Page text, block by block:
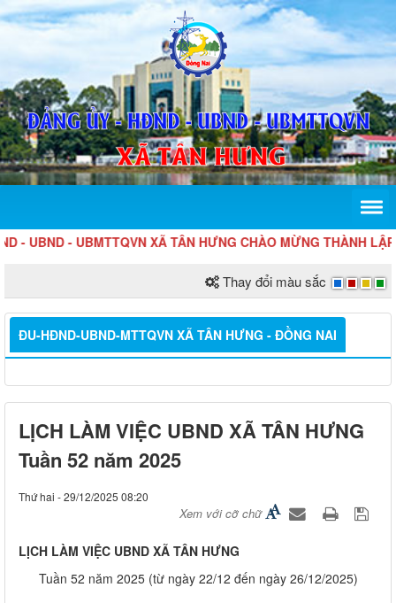
- UBMTTQVN XÃ TÂN HƯNG CHÀO MỪNG THÀNH LẬP
Thay đổi màu sắc
ĐU-HĐND-UBND-MTTQVN XÃ TÂN HƯNG - ĐỒNG NAI
LỊCH LÀM VIỆC UBND XÃ TÂN HƯNG
Tuần 52 năm 2025
Thứ hai - 29/12/2025 08:20
Xem với cỡ chữ
LỊCH LÀM VIỆC UBND XÃ TÂN HƯNG
Tuần 52 năm 2025 (từ ngày 22/12 đến ngày 26/12/2025)